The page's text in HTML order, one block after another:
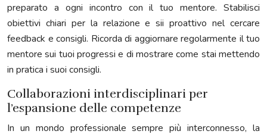
preparato a ogni incontro con il tuo mentore. Stabilisci
obiettivi chiari per la relazione e sii proattivo nel cercare
feedback e consigli. Ricorda di aggiornare regolarmente il tuo
mentore sui tuoi progressi e di mostrare come stai mettendo
in pratica i suoi consigli.
Collaborazioni interdisciplinari per
l’espansione delle competenze
In un mondo professionale sempre più interconnesso, la